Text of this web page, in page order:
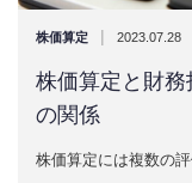
株価算定 | 2023.07.28
株価算定と財務
の関係
株価算定には複数の